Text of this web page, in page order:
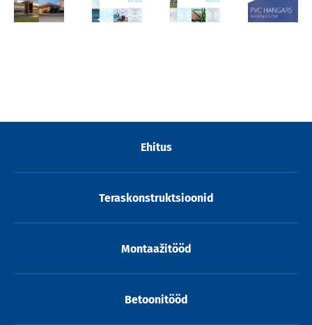
Ehitus
Teraskonstruktsioonid
Montaažitööd
Betoonitööd